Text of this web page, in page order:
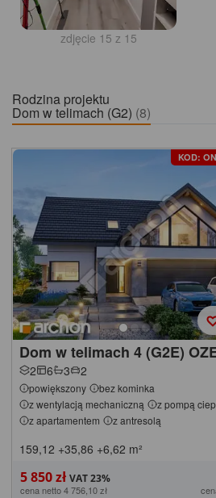
zdjęcie 15 z 15
Rodzina projektu
Dom w telimach (G2) (8)
KOD:
Dom w telimach 4 (G2E)
2 6 3 2
powiększony
bez kominka
z wentylacją mechaniczną
z pompą
z apartamentem
z antresolą
159,12 +35,86 +6,62 m²
5 850 zł
cena netto 4 756,10 zł